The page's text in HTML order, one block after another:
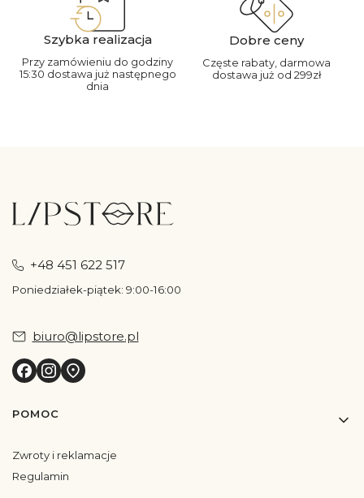
Szybka realizacja
Przy zamówieniu do godziny
15:30 dostawa już następnego
dnia
Dobre ceny
Częste rabaty, darmowa
dostawa już od 299zł
+48 451 622 517
Poniedziałek-piątek: 9:00-16:00
biuro@lipstore.pl
Linki w stopce
POMOC
Zwroty i reklamacje
Regulamin